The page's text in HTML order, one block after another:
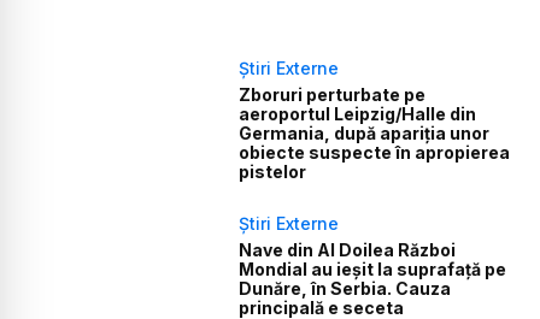
Știri Externe
Zboruri perturbate pe
aeroportul Leipzig/Halle din
Germania, după apariția unor
obiecte suspecte în apropierea
pistelor
Știri Externe
Nave din Al Doilea Război
Mondial au ieșit la suprafață pe
Dunăre, în Serbia. Cauza
principală e seceta